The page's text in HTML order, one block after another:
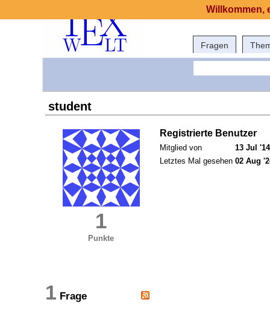
Fragen
student
1
Punkte
Registrierte Benutzer
Mitglied von
13 Jul
Letztes Mal gesehen 02 Aug
1 Frage
Willkommen,